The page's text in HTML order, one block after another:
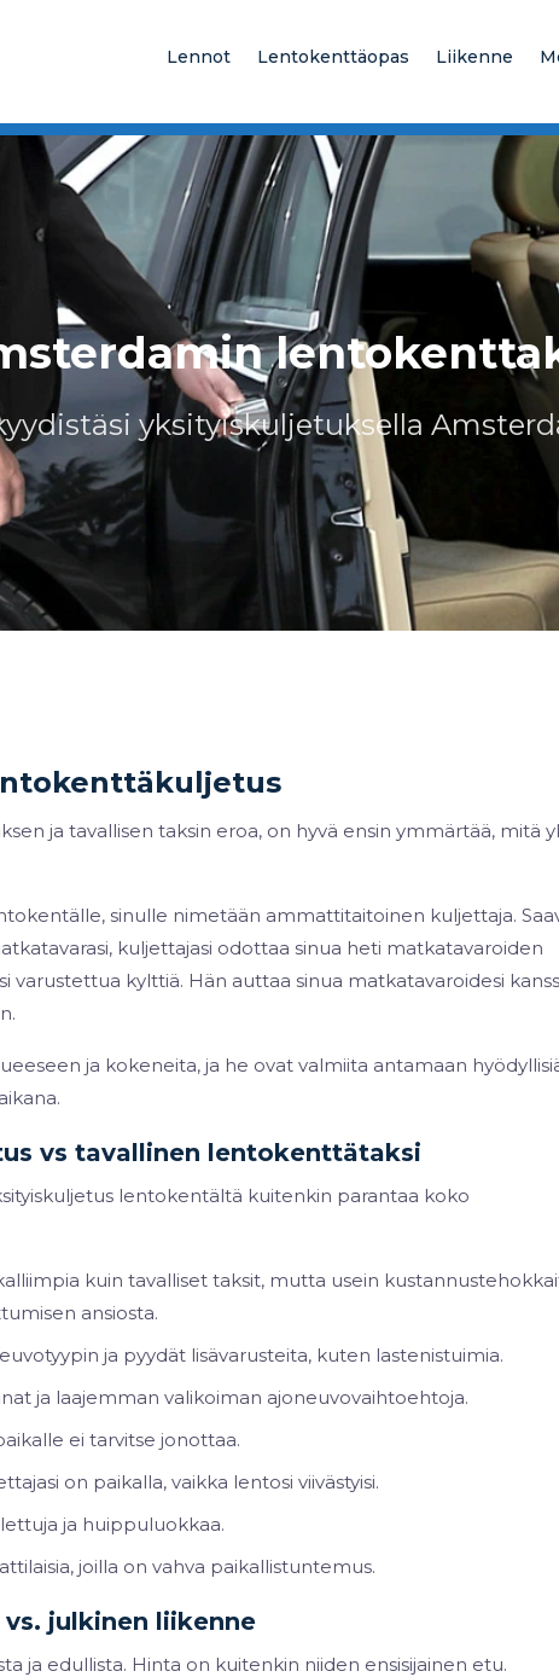
Lennot Lentokenttäopas Liikenne
yksityiskuljetuksella
ja tavallisen taksin eroa, on hyvä ensin ymmärtää, mitä
sinulle nimetään ammattitaitoinen kuljettaja.
kuljettajasi odottaa sinua heti matkatavaroiden
kylttiä. Hän auttaa sinua matkatavaroidesi
ja kokeneita, ja he ovat valmiita antamaan
vs tavallinen lentokenttätaksi
lentokentältä kuitenkin parantaa koko
kuin tavalliset taksit, mutta usein
ansiosta.
ja pyydät lisävarusteita, kuten lastenistuimia.
ja laajemman valikoiman ajoneuvovaihtoehtoja.
ei tarvitse jonottaa.
on paikalla, vaikka lentosi viivästyisi.
ja huippuluokkaa.
joilla on vahva paikallistuntemus.
julkinen liikenne
ja edullista. Hinta on kuitenkin niiden ensisijainen etu.